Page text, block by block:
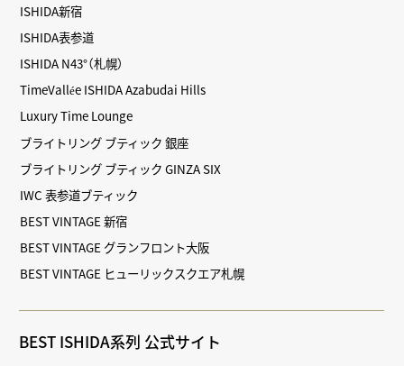
ISHIDA新宿
ISHIDA表参道
ISHIDA N43°（札幌）
TimeVallée ISHIDA Azabudai Hills
Luxury Time Lounge
ブライトリング ブティック 銀座
ブライトリング ブティック GINZA SIX
IWC 表参道ブティック
BEST VINTAGE 新宿
BEST VINTAGE グランフロント大阪
BEST VINTAGE ヒューリックスクエア札幌
BEST ISHIDA系列 公式サイト